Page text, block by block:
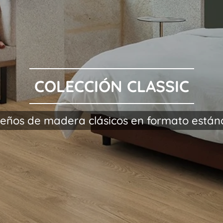
COLECCIÓN CLASSIC
de madera clásicos en formato